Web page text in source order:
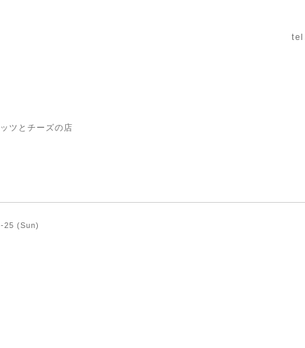
tel
ツとチーズの店
25 (Sun)